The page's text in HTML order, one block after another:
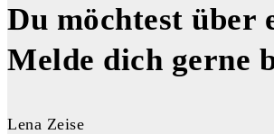
Du möchtest über
Melde dich gerne
Lena Zeise